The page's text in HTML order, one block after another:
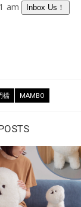
am Inbox Us！
檔 MAMBO